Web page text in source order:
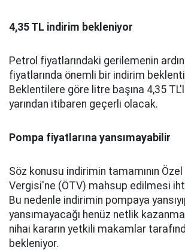
4,35 TL indirim bekleniyor
Petrol fiyatlarındaki gerilemenin
fiyatlarında önemli bir indirim
Beklentilere göre litre başına 4,35
yarından itibaren geçerli olacak.
Pompa fiyatlarına yansımayabilir
Söz konusu indirimin tamamının
Vergisi'ne (ÖTV) mahsup edilmesi
Bu nedenle indirimin pompaya
yansımayacağı henüz netlik
nihai kararın yetkili makamlar
bekleniyor.